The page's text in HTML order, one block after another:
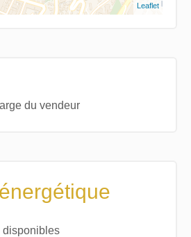
Leaflet
du vendeur
disponibles